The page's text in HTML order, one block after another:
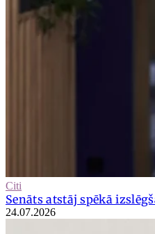
Citi
Senāts atstāj spēkā
24.07.2026